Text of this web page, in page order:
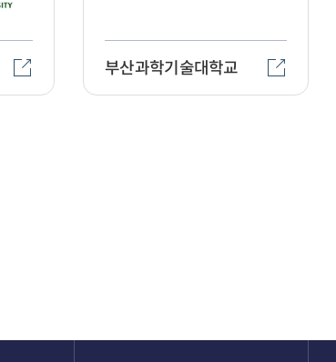
부산과학기술대학교